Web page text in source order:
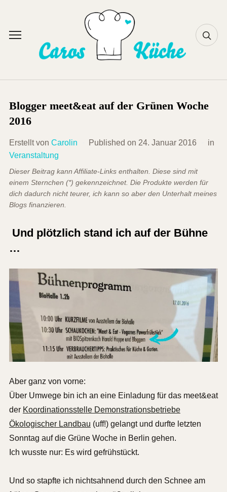
content
Toggle
Blogger meet&eat auf der Grünen Woche
2016
Erstellt von Carolin Published on 24. Januar 2016
in
Veranstaltung
Dieser Beitrag kann Affiliate-Links enthalten. Diese sind mit
einem Sternchen (*) gekennzeichnet. Die Produkte werden für
dich dadurch nicht teurer, ich kann so aber den Unterhalt meines
Blogs finanzieren.
Und plötzlich stand ich auf der Bühne
…
Aber ganz von vorne:
Über Umwege bin ich an eine Einladung für das meet&eat
der Koordinationsstelle Demonstrationsbetriebe
Ökologischer Landbau (uff!) gelangt und durfte letzten
Sonntag auf die Grüne Woche in Berlin gehen.
Ich wusste nur: Es wird gefrühstückt.
Und so stapfte ich nichtsahnend durch den Schnee am